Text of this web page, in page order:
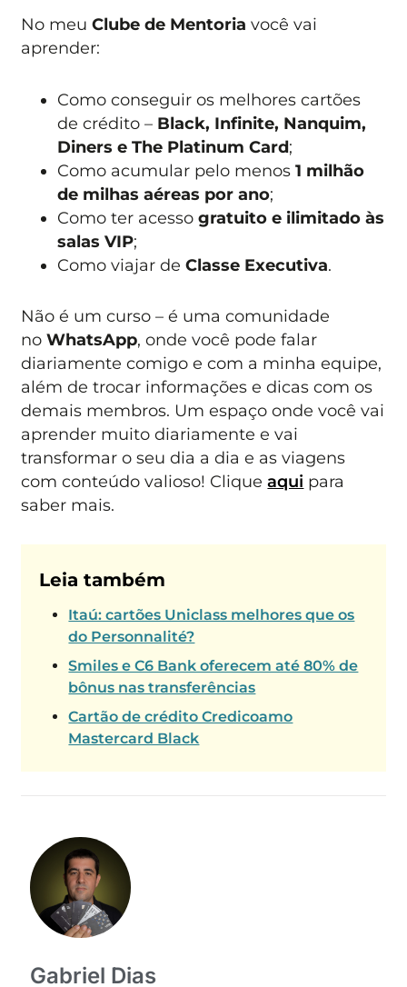
No meuClube de Mentoria você vai
aprender:
Como conseguir os melhores cartões
de crédito – Black, Infinite, Nanquim,
Diners e The Platinum Card;
Como acumular pelo menos1 milhão
de milhas aéreas por ano;
Como ter acessogratuito e ilimitado às
salas VIP;
Como viajar deClasse Executiva.
Não é um curso – é uma comunidade
noWhatsApp, onde você pode falar
diariamente comigo e com a minha equipe,
além de trocar informações e dicas com os
demais membros. Um espaço onde você vai
aprender muito diariamente e vai
transformar o seu dia a dia e as viagens
com conteúdo valioso! Cliqueaqui para
saber mais.
Leia também
Itaú: cartões Uniclass melhores que os
do Personnalité?
Smiles e C6 Bank oferecem até 80% de
bônus nas transferências
Cartão de crédito Credicoamo
Mastercard Black
Gabriel Dias